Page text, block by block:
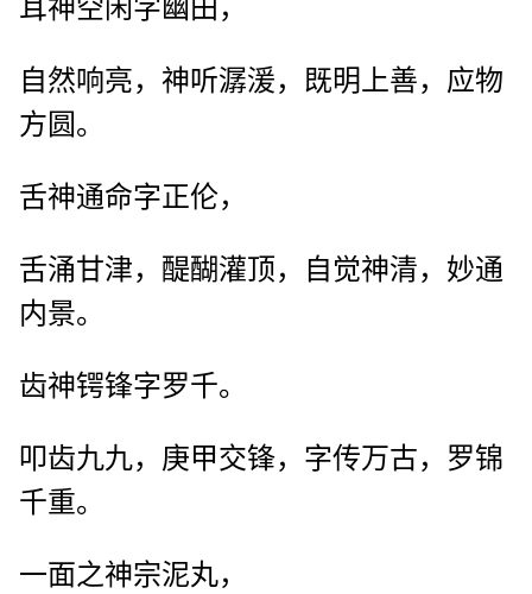
耳神空闲字幽田，
自然响亮，神听潺湲，既明上善，应物
方圆。
舌神通命字正伦，
舌涌甘津，醍醐灌顶，自觉神清，妙通
内景。
齿神锷锋字罗千。
叩齿九九，庚甲交锋，字传万古，罗锦
千重。
一面之神宗泥丸，